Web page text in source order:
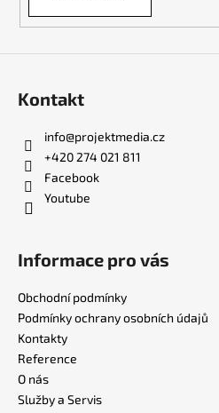
Kontakt
info@projektmedia.cz
+420 274 021 811
Facebook
Youtube
Informace pro vás
Obchodní podmínky
Podmínky ochrany osobních údajů
Kontakty
Reference
O nás
Služby a Servis